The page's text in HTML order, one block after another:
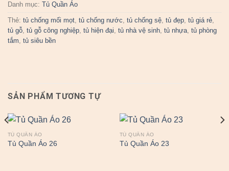
Danh mục: Tủ Quần Áo
Thẻ: tủ chống mối mọt, tủ chống nước, tủ chống sệ, tủ đẹp, tủ giá rẻ,
tủ gỗ, tủ gỗ công nghiệp, tủ hiện đại, tủ nhà vệ sinh, tủ nhựa, tủ phòng
tắm, tủ siêu bền
SẢN PHẨM TƯƠNG TỰ
TỦ QUẦN ÁO
Tủ Quần Áo 26
TỦ QUẦN ÁO
Tủ Quần Áo 23